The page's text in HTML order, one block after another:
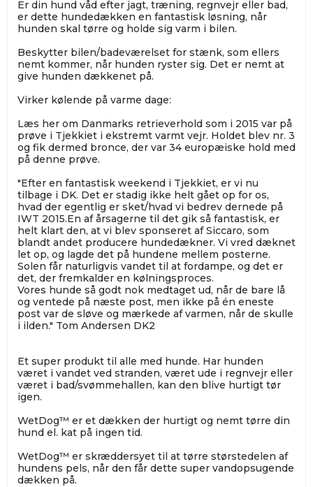
Er din hund våd efter jagt, træning, regnvejr eller bad,
er dette hundedækken en fantastisk løsning, når
hunden skal tørre og holde sig varm i bilen.
Beskytter bilen/badeværelset for stænk, som ellers
nemt kommer, når hunden ryster sig. Det er nemt at
give hunden dækkenet på.
Virker kølende på varme dage:
Læs her om Danmarks retrieverhold som i 2015 var på
prøve i Tjekkiet i ekstremt varmt vejr. Holdet blev nr. 3
og fik dermed bronce, der var 34 europæiske hold med
på denne prøve.
"Efter en fantastisk weekend i Tjekkiet, er vi nu
tilbage i DK. Det er stadig ikke helt gået op for os,
hvad der egentlig er sket/hvad vi bedrev dernede på
IWT 2015.En af årsagerne til det gik så fantastisk, er
helt klart den, at vi blev sponseret af Siccaro, som
blandt andet producere hundedækner. Vi vred dæknet
let op, og lagde det på hundene mellem posterne.
Solen får naturligvis vandet til at fordampe, og det er
det, der fremkalder en kølningsproces.
Vores hunde så godt nok medtaget ud, når de bare lå
og ventede på næste post, men ikke på én eneste
post var de sløve og mærkede af varmen, når de skulle
i ilden." Tom Andersen DK2
Et super produkt til alle med hunde. Har hunden
været i vandet ved stranden, været ude i regnvejr eller
været i bad/svømmehallen, kan den blive hurtigt tør
igen.
WetDog™ er et dækken der hurtigt og nemt tørre din
hund el. kat på ingen tid.
WetDog™ er skræddersyet til at tørre størstedelen af
hundens pels, når den får dette super vandopsugende
dækken på.